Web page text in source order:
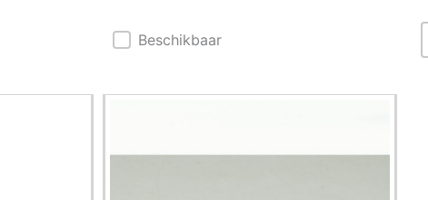
Beschikbaar
Beschikbaar